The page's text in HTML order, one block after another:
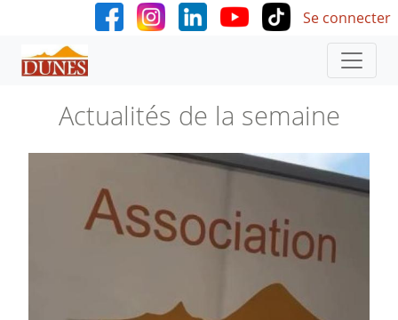
Aller au contenu principal User
Se connecter
Actualités de la semaine